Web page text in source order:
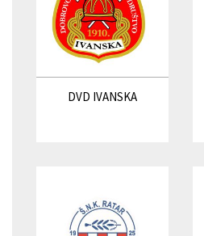
DVD IVANSKA